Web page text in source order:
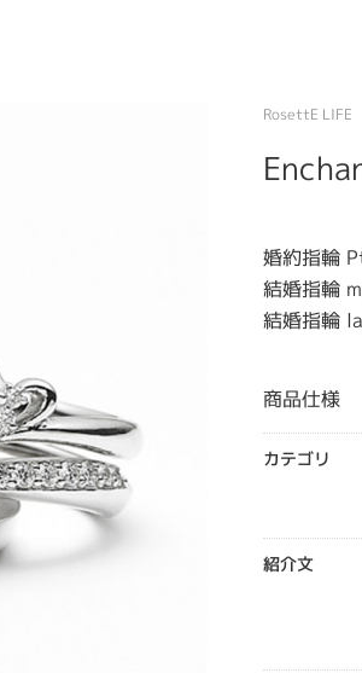
RosettE LIFE
婚約指輪
結婚指輪
結婚指輪
商品仕様
カテゴリ
紹介文